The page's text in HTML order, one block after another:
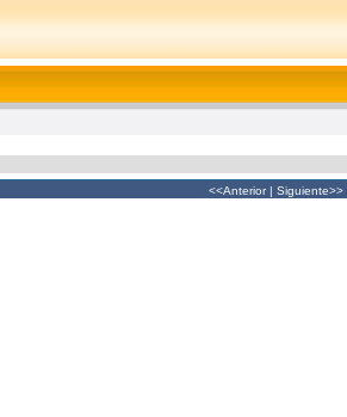
<<Anterior| Siguiente>>